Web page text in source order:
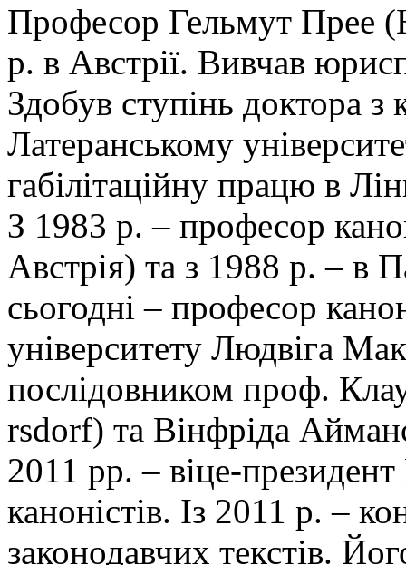
Професор Гельмут Прее
р. в Австрії. Вивчав
Здобув ступінь доктора з
Латеранському
габілітаційну працю в
З 1983 р. – професор
Австрія) та з 1988 р. – в
сьогодні – професор
університету Людвіга
послідовником проф.
rsdorf) та Вінфріда
2011 рр. – віце-
каноністів. Із 2011 р. –
законодавчих текстів.